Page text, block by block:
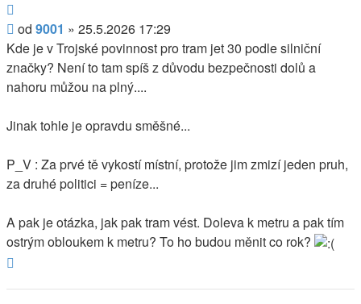
Příspěvek
od 9001 » 25.5.2026 17:29
Kde je v Trojské povinnost pro tram jet 30 podle silniční
značky? Není to tam spíš z důvodu bezpečnosti dolů a
nahoru můžou na plný....
Jinak tohle je opravdu směšné...
P_V : Za prvé tě vykostí místní, protože jim zmizí jeden pruh,
za druhé politici = peníze...
A pak je otázka, jak pak tram vést. Doleva k metru a pak tím
ostrým obloukem k metru? To ho budou měnit co rok?